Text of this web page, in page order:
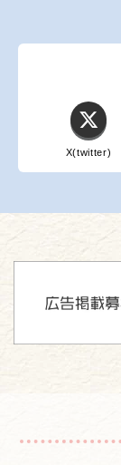
X(twitter)